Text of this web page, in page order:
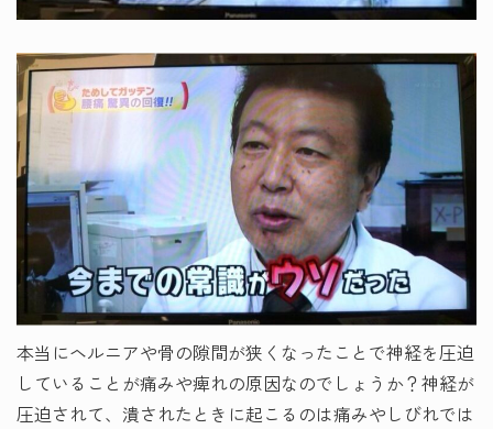
本当にヘルニアや骨の隙間が狭くなったことで神経を圧迫
していることが痛みや痺れの原因なのでしょうか？神経が
圧迫されて、潰されたときに起こるのは痛みやしびれでは